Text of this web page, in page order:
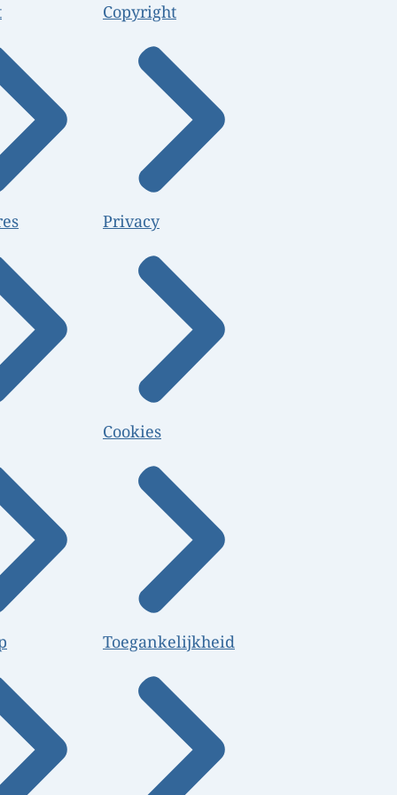
Copyright
Privacy
Cookies
Toegankelijkheid